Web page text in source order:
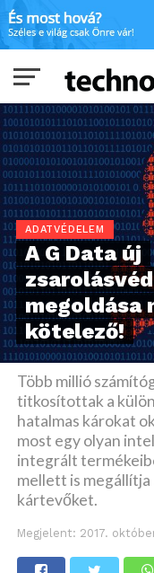
ADATVÉDELEM
A G Data új
megoldása
kötelező!
Több millió
titkosítottak a
hatalmas károkat
most egy olyan
integrált
mellett is
kártevőket.
Megjelent: 2017.